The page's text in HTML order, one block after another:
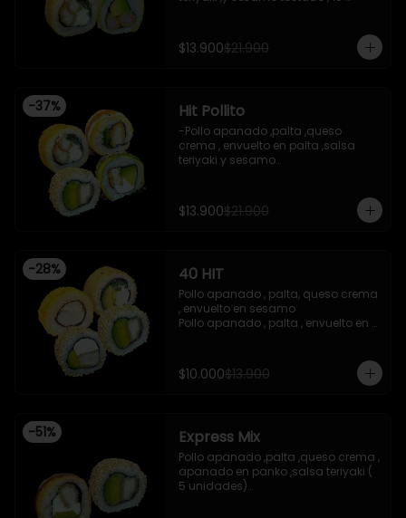
,envuelto en palta ,salsa
acevichada ,y chichimi , 10 piezas
$13.900$21.900
-37% Hit Pollito
-Pollo apanado ,palta ,queso
crema , envuelto en palta ,salsa
teriyaki y sesamo
-Pollo apanado , cebollin , apanado
en panko , salsa umami , salsa
-incluye 2 salsas de soya , 1 salsa
teriyaki , 1wasabi , 1 gengibre , 3
palitos .
-Imagen referencial .
$13.900$21.900
-28% 40 HIT
Pollo apanado , palta, queso crema
, envuelto en sesamo
Pollo apanado , palta , envuelto en
apanado en panko
Kanikama , queso crema ,
$10.000$13.900
-51% Express Mix
Pollo apanado ,palta ,queso crema ,
apanado en panko ,salsa teriyaki (
5 unidades)